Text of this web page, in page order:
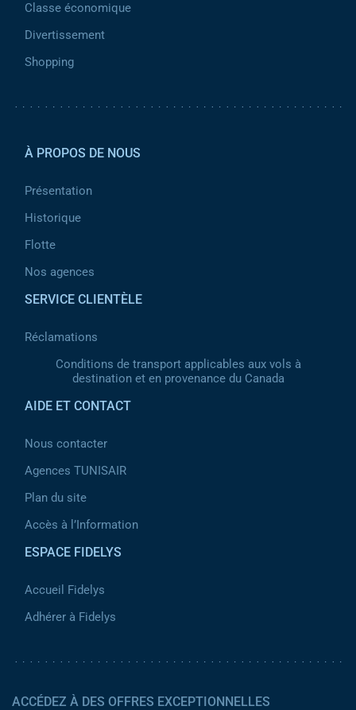
Classe économique
Divertissement
Shopping
À PROPOS DE NOUS
Présentation
Historique
Flotte
Nos agences
SERVICE CLIENTÈLE
Réclamations
Conditions de transport applicables aux vols à
destination et en provenance du Canada
AIDE ET CONTACT
Nous contacter
Agences TUNISAIR
Plan du site
Accès à l’Information
ESPACE FIDELYS
Accueil Fidelys
Adhérer à Fidelys
ACCÉDEZ À DES OFFRES EXCEPTIONNELLES